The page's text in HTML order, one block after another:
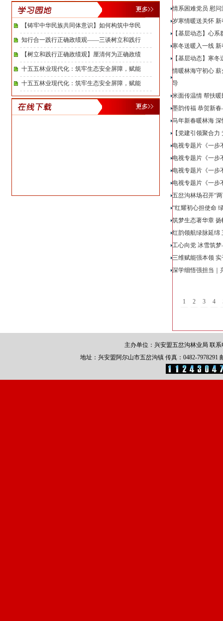
【铸牢中华民族共同体意识】如何构筑中华民
知行合一践行正确政绩观——三谈树立和践行
【树立和践行正确政绩观】厘清何为正确政绩
十五五林业现代化：筑牢生态安全屏障，赋能
十五五林业现代化：筑牢生态安全屏障，赋能
情系困难党员 慰
岁寒情暖送关怀
【基层动态】心
寒冬送暖入一线
【基层动态】寒
情暖林海守初心
导
米面传温情 帮扶暖
墨韵传福 恭贺新
马年新春暖林海
【党建引领聚合
电视专题片《一步
电视专题片《一步
电视专题片《一步
电视专题片《一步
五岔沟林场召开“
“红耀初心担使命
筑梦生态著华章
红韵领航绿脉延绵
工心向党 冰雪筑
三维赋能强本领
深学细悟强担当｜
1 2 3 4
主办单位：兴安盟五岔沟林业局 联系
地址：兴安盟阿尔山市五岔沟镇 传真：0482-7978291